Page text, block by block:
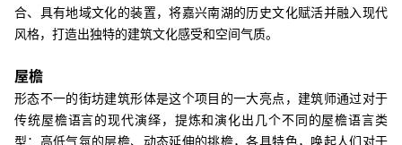
合、具有地域文化的装置，将嘉兴南湖的历史文化赋活并融入现代
风格，打造出独特的建筑文化感受和空间气质。
屋檐
形态不一的街坊建筑形体是这个项目的一大亮点，建筑师通过对于
传统屋檐语言的现代演绎，提炼和演化出几个不同的屋檐语言类
型：高低气氛的层檐、动态延伸的挑檐，各具特色，唤起人们对于